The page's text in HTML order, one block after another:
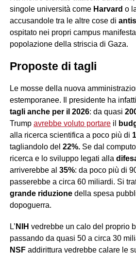
singole università come Harvard o
accusandole tra le altre cose di
ospitato nei propri campus
popolazione della striscia di Gaza.
Proposte di tagli
Le mosse della nuova
estemporanee. Il presidente ha
tagli anche per il 2026: da quasi
Trump avrebbe voluto portare il
alla ricerca scientifica a poco più di
tagliandolo del 22%. Se dal
ricerca e lo sviluppo legati alla
arriverebbe al 35%: da poco più di
passerebbe a circa 60 miliardi. Si
grande riduzione della spesa
dopoguerra.
L’ NIH vedrebbe un calo del proprio
passando da quasi 50 a circa 30
NSF addirittura vedrebbe calare le